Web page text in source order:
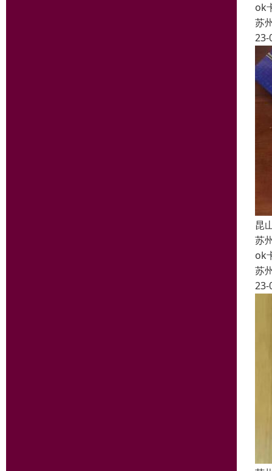
ok
苏
23-
昆
苏
ok
苏
23-